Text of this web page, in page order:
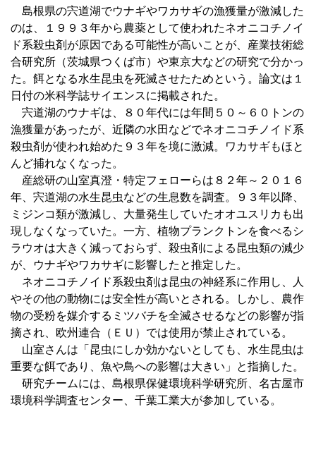
島根県の宍道湖でウナギやワカサギの漁獲量が激減した
のは、１９９３年から農薬として使われたネオニコチノイ
ド系殺虫剤が原因である可能性が高いことが、産業技術総
合研究所（茨城県つくば市）や東京大などの研究で分かっ
た。餌となる水生昆虫を死滅させたためという。論文は１
日付の米科学誌サイエンスに掲載された。
宍道湖のウナギは、８０年代には年間５０～６０トンの
漁獲量があったが、近隣の水田などでネオニコチノイド系
殺虫剤が使われ始めた９３年を境に激減。ワカサギもほと
んど捕れなくなった。
産総研の山室真澄・特定フェローらは８２年～２０１６
年、宍道湖の水生昆虫などの生息数を調査。９３年以降、
ミジンコ類が激減し、大量発生していたオオユスリカも出
現しなくなっていた。一方、植物プランクトンを食べるシ
ラウオは大きく減っておらず、殺虫剤による昆虫類の減少
が、ウナギやワカサギに影響したと推定した。
ネオニコチノイド系殺虫剤は昆虫の神経系に作用し、人
やその他の動物には安全性が高いとされる。しかし、農作
物の受粉を媒介するミツバチを全滅させるなどの影響が指
摘され、欧州連合（ＥＵ）では使用が禁止されている。
山室さんは「昆虫にしか効かないとしても、水生昆虫は
重要な餌であり、魚や鳥への影響は大きい」と指摘した。
研究チームには、島根県保健環境科学研究所、名古屋市
環境科学調査センター、千葉工業大が参加している。